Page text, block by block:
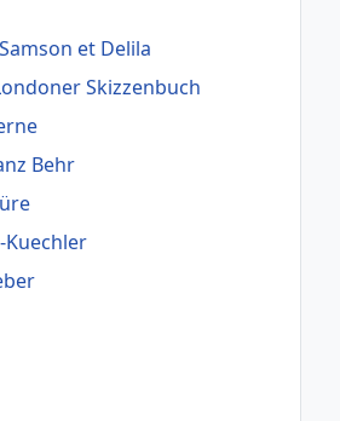
et Delila
Skizzenbuch
Behr
Kuechler